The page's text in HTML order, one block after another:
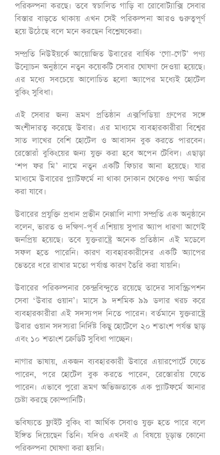
পরিকল্পনা করছে। তবে স্বচালিত গাড়ি বা রোবোট্যাক্সি সেবার
বিস্তার বাড়তে থাকায় এখন সেই পরিকল্পনা আরও গুরুত্বপূর্ণ
হয়ে উঠেছে বলে মনে করছেন বিশ্লেষকেরা।
সম্প্রতি নিউইয়র্কে আয়োজিত উবারের বার্ষিক ‘গো-গেট’ পণ্য
উন্মোচন অনুষ্ঠানে নতুন কয়েকটি সেবার ঘোষণা দেওয়া হয়েছে।
এর মধ্যে সবচেয়ে আলোচিত হলো অ্যাপের মধ্যেই হোটেল
বুকিং সুবিধা।
এই সেবার জন্য ভ্রমণ প্রতিষ্ঠান এক্সপিডিয়া গ্রুপের সঙ্গে
অংশীদারত্ব করেছে উবার। এর মাধ্যমে ব্যবহারকারীরা বিশ্বের
সাত লাখের বেশি হোটেল ও আবাসন বুক করতে পারবেন।
রেস্তোরাঁ বুকিংয়ের জন্য যুক্ত করা হবে অপেন টেবিল। এছাড়া
‘শপ ফর মি’ নামে নতুন একটি ফিচার আনা হয়েছে। যার
মাধ্যমে উবারের প্ল্যাটফর্মে না থাকা দোকান থেকেও পণ্য অর্ডার
করা যাবে।
উবারের প্রযুক্তি প্রধান প্রভীন নেপ্পালি নাগা সম্প্রতি এক অনুষ্ঠানে
বলেন, ভারত ও দক্ষিণ-পূর্ব এশিয়ায় সুপার অ্যাপ ধারণা আগেই
জনপ্রিয় হয়েছে। তবে যুক্তরাষ্ট্রে অনেক প্রতিষ্ঠান এই মডেলে
সফল হতে পারেনি। কারণ ব্যবহারকারীদের একটি অ্যাপের
ভেতরে ধরে রাখার মতো পর্যাপ্ত কারণ তৈরি করা যায়নি।
উবারের পরিকল্পনার কেন্দ্রবিন্দুতে রয়েছে তাদের সাবস্ক্রিপশন
সেবা ‘উবার ওয়ান’। মাসে ৯ দশমিক ৯৯ ডলার খরচ করে
ব্যবহারকারীরা এই সদস্যপদ নিতে পারেন। বর্তমানে যুক্তরাষ্ট্রে
উবার ওয়ান সদস্যরা নির্দিষ্ট কিছু হোটেলে ২০ শতাংশ পর্যন্ত ছাড়
এবং ১০ শতাংশ ক্রেডিট সুবিধা পাচ্ছেন।
নাগার ভাষায়, একজন ব্যবহারকারী উবারে এয়ারপোর্টে যেতে
পারেন, পরে হোটেল বুক করতে পারেন, রেস্তোরাঁয় যেতে
পারেন। এভাবে পুরো ভ্রমণ অভিজ্ঞতাকে এক প্ল্যাটফর্মে আনার
চেষ্টা করছে কোম্পানিটি।
ভবিষ্যতে ফ্লাইট বুকিং বা আর্থিক সেবাও যুক্ত হতে পারে বলে
ইঙ্গিত দিয়েছেন তিনি। যদিও এখনই এ বিষয়ে চূড়ান্ত কোনো
পরিকল্পনা ঘোষণা করা হয়নি।